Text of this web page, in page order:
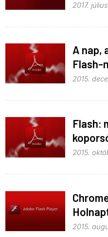
2017.
A nap,
Flash-
2015.
Flash:
2015.
2015.